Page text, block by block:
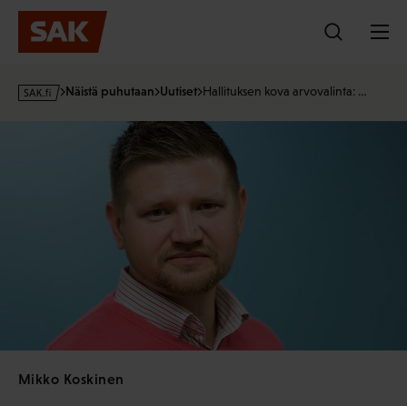
Hyppää
sisältöön
s
Näistä puhutaan Uutiset Hallituksen kova arvovalinta: …
Mikko Koskinen